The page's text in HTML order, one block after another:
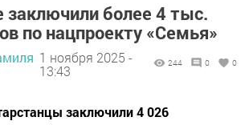
заключили более 4 тыс.
по нацпроекту «Семья»
1 ноября 2025 -
13:43
244 0 0
заключили 4 026